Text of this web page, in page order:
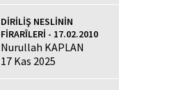
DİRİLİŞ NESLİNİN
FİRARÎLERİ - 17.02.2010
Nurullah KAPLAN
17 Kas 2025